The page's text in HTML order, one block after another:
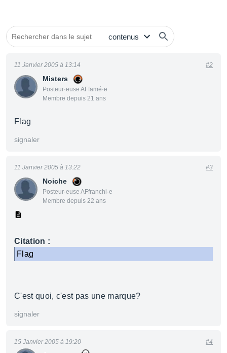
Misters
Posteur·euse AFfamé·e
Membre depuis 21 ans
11 Janvier 2005 à 13:14 #2
Flag
signaler
Noiche
Posteur·euse AFfranchi·e
Membre depuis 22 ans
11 Janvier 2005 à 13:22 #3
Citation :
Flag
C'est quoi, c'est pas une marque?
signaler
15 Janvier 2005 à 19:20 #4